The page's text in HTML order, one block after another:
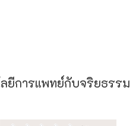
ยีการแพทย์กับจริยธรรม